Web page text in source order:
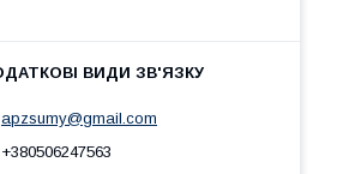
apzsumy@gmail.com
+380506247563